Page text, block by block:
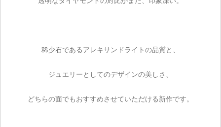
稀少石であるアレキサンドライトの品質と、
ジュエリーとしてのデザインの美しさ、
どちらの面でもおすすめさせていただける新作です。